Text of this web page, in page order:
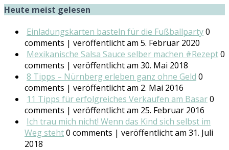
Heute meist gelesen
Einladungskarten basteln für die Fußballparty0
comments | veröffentlicht am 5. Februar 2020
Mexikanische Salsa Sauce selber machen #Rezept0
comments | veröffentlicht am 30. Mai 2018
8 Tipps – Nürnberg erleben ganz ohne Geld 0
comments | veröffentlicht am 2. Mai 2016
11 Tipps für erfolgreiches Verkaufen am Basar0
comments | veröffentlicht am 25. Februar 2016
Ich trau mich nicht! Wenn das Kind sich selbst im
Weg steht0 comments | veröffentlicht am 31. Juli
2018